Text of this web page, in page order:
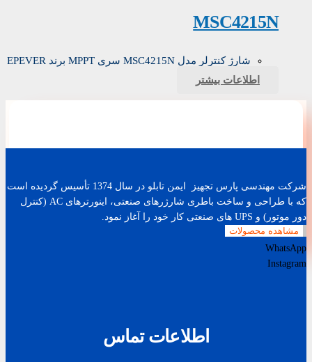
MSC4215N
شارژ کنترلر مدل MSC4215N سری MPPT برند EPEVER
اطلاعات بیشتر
مشاهده محصولات
شرکت مهندسی پارس تجهیز ایمن تابلو در سال 1374 تأسیس گردیده است
که با طراحی و ساخت باطری شارژرهای صنعتی، اینورترهای AC (کنترل
دور موتور) و UPS های صنعتی کار خود را آغاز نمود.
WhatsApp
Instagram
اطلاعات تماس